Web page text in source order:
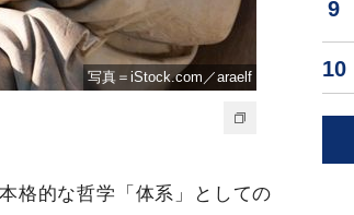
写真＝iStock.com／araelf
格的な哲学「体系」としての